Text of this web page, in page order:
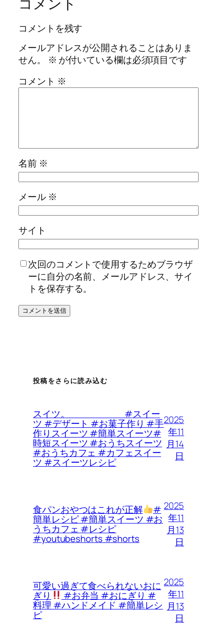
コメントを残す
メールアドレスが公開されることはありま
せん。
※ が付いている欄は必須項目です
コメント ※
名前 ※
メール ※
サイト
次回のコメントで使用するためブラウザ
ーに自分の名前、メールアドレス、サイ
トを保存する。
投稿をさらに読み込む
スイツ。 #スイー
ツ #デザート #お菓子作り #手
作りスイーツ #簡単スイーツ#
時短スイーツ #おうちスイーツ
#おうちカフェ #カフェスイー
ツ #スイーツレシピ
2025
年11
月14
日
食パンおやつはこれが正解 #
簡単レシピ #簡単スイーツ #お
うちカフェ #レシピ
#youtubeshorts #shorts
2025
年11
月13
日
可愛い過ぎて食べられないおに
ぎり #お弁当 #おにぎり #
料理 #ハンドメイド #簡単レシ
ピ
2025
年11
月13
日